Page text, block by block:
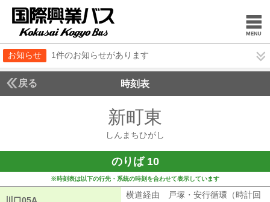
お知らせ 1件のお知らせがあります
戻る 時刻表
新町東
しんまちひがし
のりば 10
※時刻表は以下の行先・系統の時刻を合わせて表示しています
横道経由 戸塚・安行循環（時計回